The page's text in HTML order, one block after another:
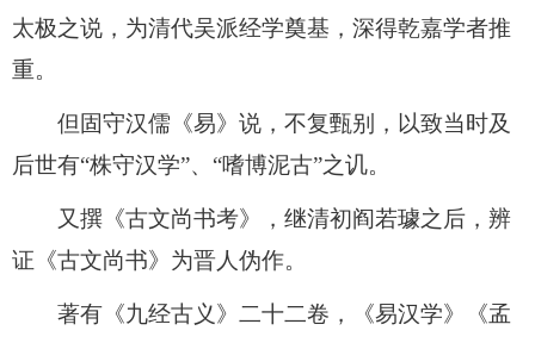
太极之说，为清代吴派经学奠基，深得乾嘉学者推
重。
但固守汉儒《易》说，不复甄别，以致当时及
后世有“株守汉学”、“嗜博泥古”之讥。
又撰《古文尚书考》，继清初阎若璩之后，辨
证《古文尚书》为晋人伪作。
著有《九经古义》二十二卷，《易汉学》《孟